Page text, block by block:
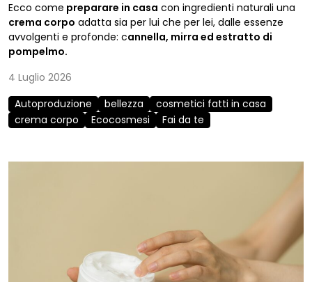
Ecco come preparare in casa con ingredienti naturali una
crema corpo adatta sia per lui che per lei, dalle essenze
avvolgenti e profonde: cannella, mirra ed estratto di
pompelmo.
4 Luglio 2026
Autoproduzione
bellezza
cosmetici fatti in casa
crema corpo
Ecocosmesi Fai da te